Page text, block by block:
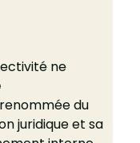
ne
du
juridique et sa